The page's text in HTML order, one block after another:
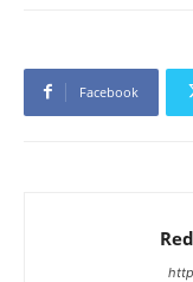
Facebook